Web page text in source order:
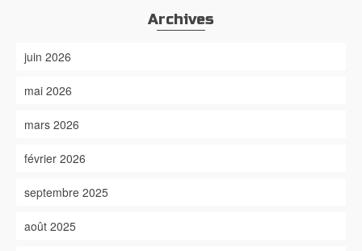
Archives
juin 2026
mai 2026
mars 2026
février 2026
septembre 2025
août 2025